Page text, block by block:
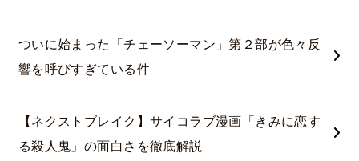
ついに始まった「チェーソーマン」第２部が色々反
響を呼びすぎている件
【ネクストブレイク】サイコラブ漫画「きみに恋す
る殺人鬼」の面白さを徹底解説